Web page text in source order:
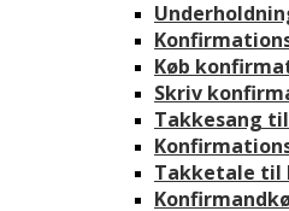
Køb
Skriv
Takkesang
Takketale til